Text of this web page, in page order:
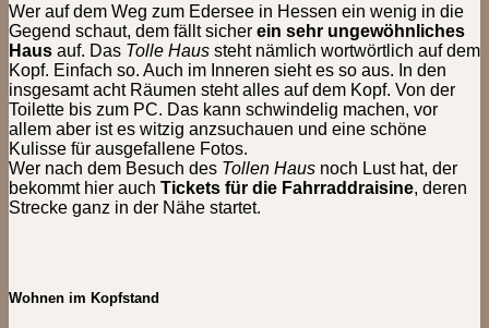
Wer auf dem Weg zum Edersee in Hessen ein wenig in die
Gegend schaut, dem fällt sicher ein sehr ungewöhnliches
Haus auf. Das Tolle Haus steht nämlich wortwörtlich auf dem
Kopf. Einfach so. Auch im Inneren sieht es so aus. In den
insgesamt acht Räumen steht alles auf dem Kopf. Von der
Toilette bis zum PC. Das kann schwindelig machen, vor
allem aber ist es witzig anzsuchauen und eine schöne
Kulisse für ausgefallene Fotos.
Wer nach dem Besuch des Tollen Haus noch Lust hat, der
bekommt hier auch Tickets für die Fahrraddraisine, deren
Strecke ganz in der Nähe startet.
Wohnen im Kopfstand